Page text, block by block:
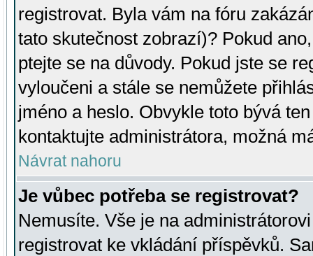
registrovat. Byla vám na fóru
tato skutečnost zobrazí)? Pokud
ptejte se na důvody. Pokud jste se
vyloučeni a stále se nemůžete
jméno a heslo. Obvykle toto bývá
kontaktujte administrátora, možná
Návrat nahoru
Je vůbec potřeba se registrovat?
Nemusíte. Vše je na
registrovat ke vkládání příspěvků.